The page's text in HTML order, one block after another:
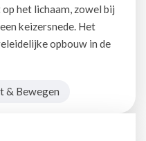
het lichaam, zowel bij
keizersnede. Het
opbouw in de
& Bewegen